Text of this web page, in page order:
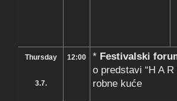
Thursday
3.7.
12:00 * Festivalski
o predstavi “H A
robne kuće